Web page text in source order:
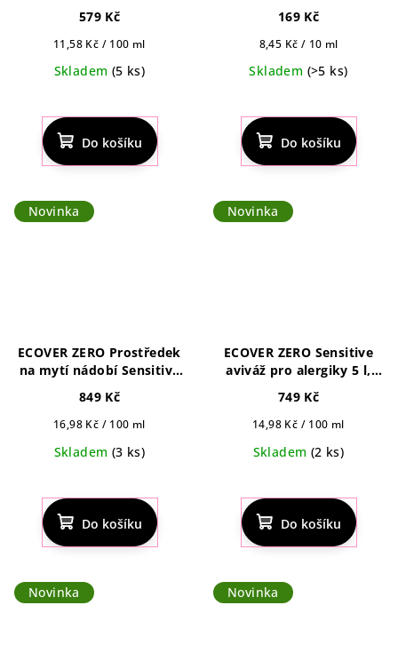
579 Kč
Měrná
11,58 Kč / 100 ml
Skladem (5 ks)
Do košíku
169 Kč
Měrná
8,45 Kč / 10 ml
Skladem (>5 ks)
Do košíku
Novinka
ECOVER ZERO Prostředek
na mytí nádobí Sensitive
849 Kč
Měrná
16,98 Kč / 100 ml
Skladem (3 ks)
Do košíku
Novinka
ECOVER ZERO Sensitive
aviváž pro alergiky 5 l,
749 Kč
Měrná
14,98 Kč / 100 ml
Skladem (2 ks)
Do košíku
Novinka Novinka